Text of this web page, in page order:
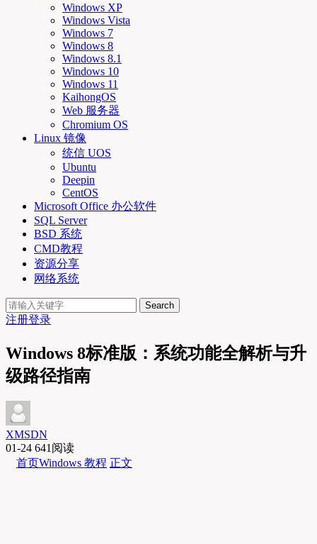
Windows XP
Windows Vista
Windows 7
Windows 8
Windows 8.1
Windows 10
Windows 11
KaihongOS
Web 服务器
Chromium OS
Linux 镜像
统信 UOS
Ubuntu
Deepin
CentOS
Microsoft Office 办公软件
SQL Server
BSD 系统
CMD教程
资源分享
网络系统
Search
注册登录
Windows 8标准版：系统功能全解析与升
级路径指南
XMSDN
01-24 641阅读
首页Windows 教程 正文